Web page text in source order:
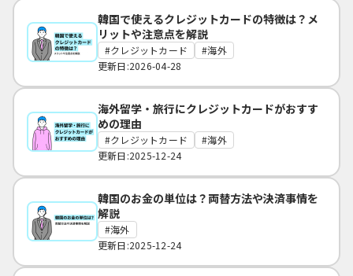
韓国で使えるクレジットカードの特徴は？メ
リットや注意点を解説
クレジットカード
海外
更新日:2026-04-28
海外留学・旅行にクレジットカードがおすす
めの理由
クレジットカード
海外
更新日:2025-12-24
韓国のお金の単位は？両替方法や決済事情を
解説
海外
更新日:2025-12-24